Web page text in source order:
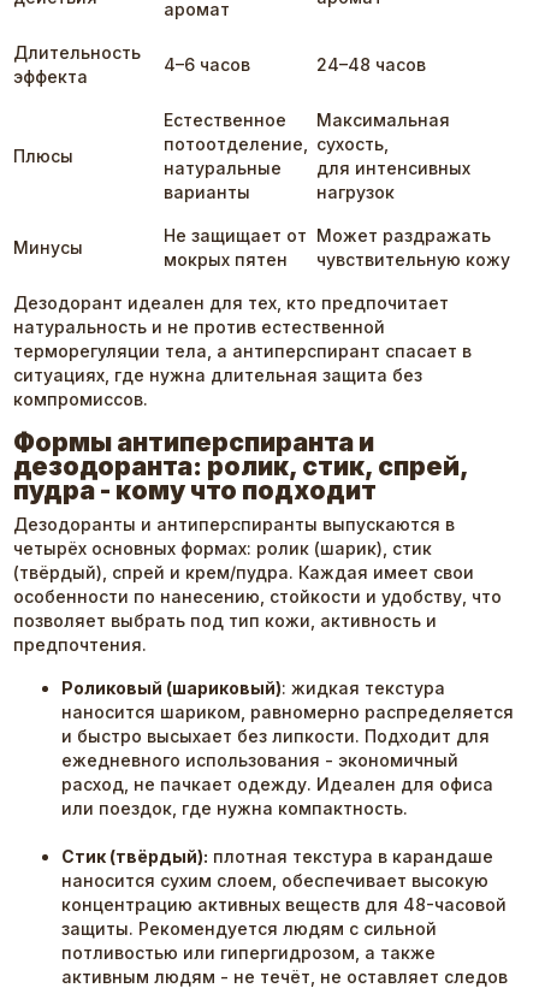
аромат
Длительность
эффекта
4–6 часов 24–48 часов
Плюсы
Естественное
потоотделение,
натуральные
варианты
Максимальная
сухость,
для интенсивных
нагрузок
Минусы
Не защищает от
мокрых пятен
Может раздражать
чувствительную кожу
Дезодорант идеален для тех, кто предпочитает
натуральность и не против естественной
терморегуляции тела, а антиперспирант спасает в
ситуациях, где нужна длительная защита без
компромиссов.
Формы антиперспиранта и
дезодоранта: ролик, стик, спрей,
пудра - кому что подходит
Дезодоранты и антиперспиранты выпускаются в
четырёх основных формах: ролик (шарик), стик
(твёрдый), спрей и крем/пудра. Каждая имеет свои
особенности по нанесению, стойкости и удобству, что
позволяет выбрать под тип кожи, активность и
предпочтения.
Роликовый (шариковый): жидкая текстура
наносится шариком, равномерно распределяется
и быстро высыхает без липкости. Подходит для
ежедневного использования - экономичный
расход, не пачкает одежду. Идеален для офиса
или поездок, где нужна компактность.
Стик (твёрдый): плотная текстура в карандаше
наносится сухим слоем, обеспечивает высокую
концентрацию активных веществ для 48-часовой
защиты. Рекомендуется людям с сильной
потливостью или гипергидрозом, а также
активным людям - не течёт, не оставляет следов